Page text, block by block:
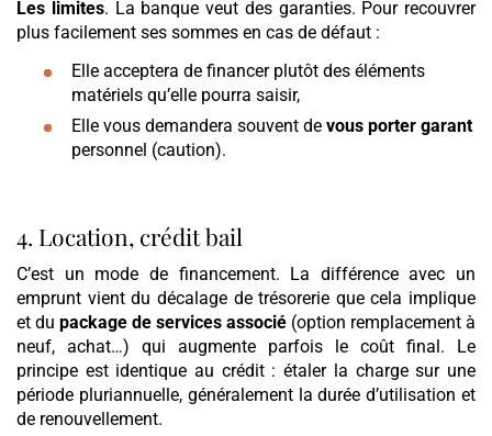
Les limites. La banque veut des garanties. Pour recouvrer
plus facilement ses sommes en cas de défaut :
Elle acceptera de financer plutôt des éléments
matériels qu’elle pourra saisir,
Elle vous demandera souvent de vous porter garant
personnel (caution).
4. Location, crédit bail
C’est un mode de financement. La différence avec un
emprunt vient du décalage de trésorerie que cela implique
et du package de services associé (option remplacement à
neuf, achat…) qui augmente parfois le coût final. Le
principe est identique au crédit : étaler la charge sur une
période pluriannuelle, généralement la durée d’utilisation et
de renouvellement.